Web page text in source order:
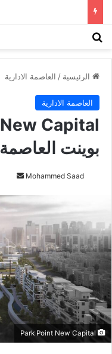
الرئيسية / العاصمة الادارية
العاصمة الادارية
بوينت العاصمة
Mohammed Saad
س
ر
ي
د
ا
إ
ل